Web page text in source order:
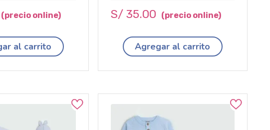
al carrito
S/ 35.00
Agregar al carrito